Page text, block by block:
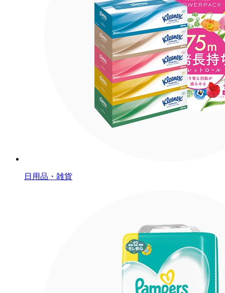
日用品・雑貨